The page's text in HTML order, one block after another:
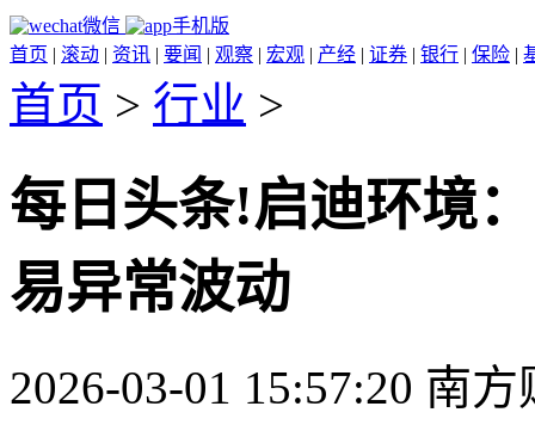
微信
手机版
首页 | 滚动 | 资讯 | 要闻 | 观察 | 宏观 | 产经 | 证券 | 银行 | 保险 |
首页 > 行业 >
每日头条!启迪环境
易异常波动
2026-03-01 15:57:20 南